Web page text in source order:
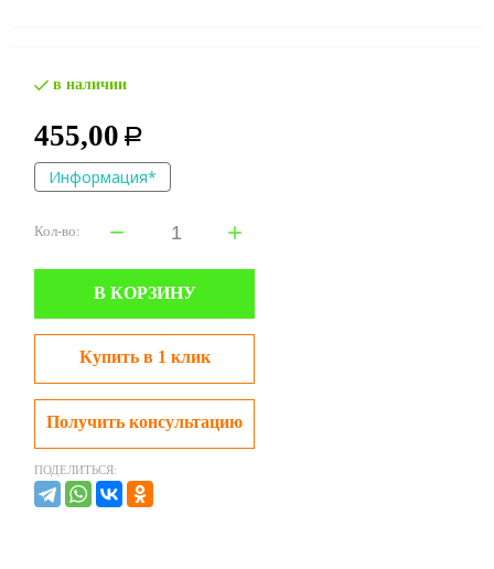
в наличии
455,00 Р
Информация*
Кол-во:
В КОРЗИНУ
Купить в 1 клик
Получить консультацию
ПОДЕЛИТЬСЯ: